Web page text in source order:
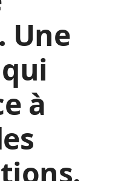
Une
à